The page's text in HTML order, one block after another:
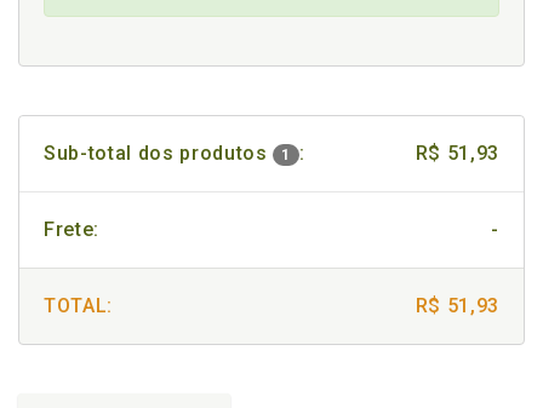
Sub-total dos produtos 1 : R$ 51,93
Frete: -
TOTAL: R$ 51,93